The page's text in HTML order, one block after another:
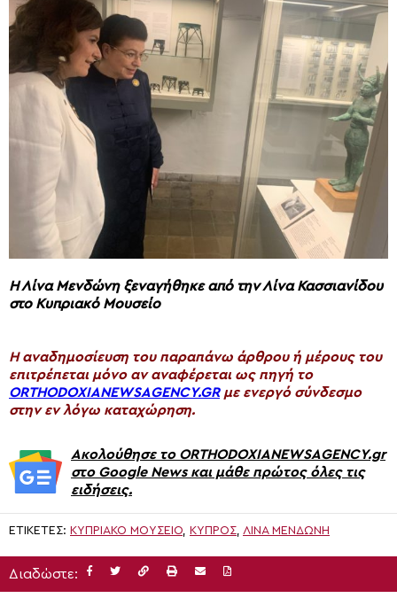
Η Λίνα Μενδώνη ξεναγήθηκε από την Λίνα Κασσιανίδου
στο Κυπριακό Μουσείο
H αναδημοσίευση του παραπάνω άρθρου ή μέρους του
επιτρέπεται μόνο αν αναφέρεται ως πηγή το
ORTHODOXIANEWSAGENCY.GRμε ενεργό σύνδεσμο
στην εν λόγω καταχώρηση.
Ακολούθησε το ORTHODOXIANEWSAGENCY.gr
στο Google News και μάθε πρώτος όλες τις
ειδήσεις.
ΕΤΙΚΈΤΕΣ: ΚΥΠΡΙΑΚΌ ΜΟΥΣΕΊΟ ΚΥΠΡΟΣ ΛΊΝΑ ΜΕΝΔΏΝΗ
Διαδώστε: